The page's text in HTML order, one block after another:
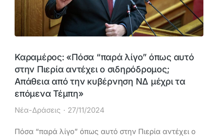
Καραμέρος: «Πόσα “παρά λίγο” όπως αυτό
στην Πιερία αντέχει ο σιδηρόδρομος;
Απάθεια από την κυβέρνηση ΝΔ μέχρι τα
επόμενα Τέμπη»
Νέα-Δράσεις 27/11/2024
Πόσα “παρά λίγο” όπως αυτό στην Πιερία αντέχει ο